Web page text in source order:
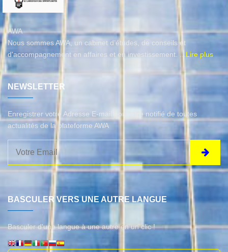
AWA
Nous sommes AWA, un cabinet d’études, de conseils et
d'accompagnement en affaires et en investissement.
...Lire plus
NEWSLETTER
Enregistrer votre Adresse E-mail pour être notifié de toutes
actualités de la plateforme AWA
BASCULER VERS UNE AUTRE LANGUE
Basculer d'une langue à une autre en un clic !